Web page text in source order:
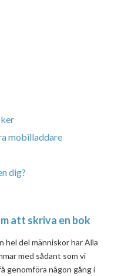
mobilladdare
dig?
att skriva en bok
hel del människor har Alla
med sådant som vi
genomföra någon gång i